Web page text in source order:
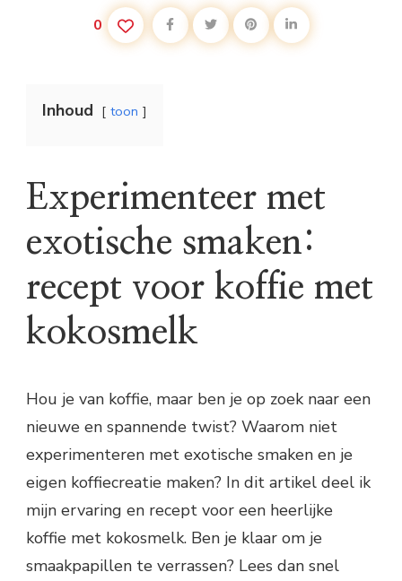
0
Inhoud toon
Experimenteer met
exotische smaken:
recept voor koffie met
kokosmelk
Hou je van koffie, maar ben je op zoek naar een
nieuwe en spannende twist? Waarom niet
experimenteren met exotische smaken en je
eigen koffiecreatie maken? In dit artikel deel ik
mijn ervaring en recept voor een heerlijke
koffie met kokosmelk. Ben je klaar om je
smaakpapillen te verrassen? Lees dan snel